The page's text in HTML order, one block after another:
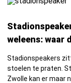
weleens: waar
Stadionspeakers
stoelen te praten.
Zwolle kan er maar